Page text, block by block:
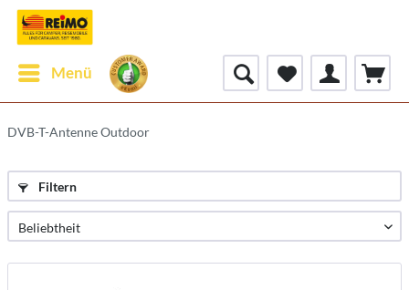
Menü
DVB-T-Antenne Outdoor
Filtern